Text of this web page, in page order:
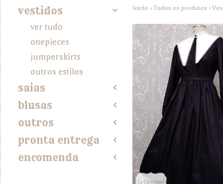
vestidos 4
ver tudo
onepieces
jumperskirts
outros estilos
saias 2
blusas 2
outros 2
pronta entrega 2
encomenda 2
Início › Todos os produtos ›